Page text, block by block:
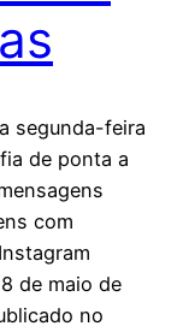
segunda-feira
de ponta a
com
de maio de
no